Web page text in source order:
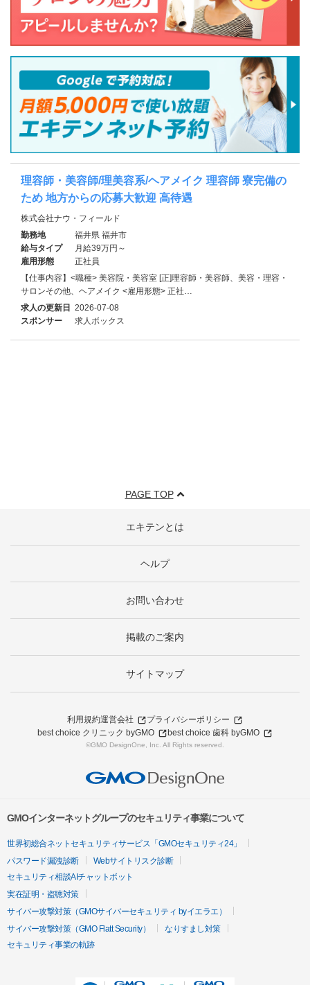
理容師・美容師/理美容系/ヘアメイク 理容師 寮完備の
ため 地方からの応募大歓迎 高待遇
株式会社ナウ・フィールド
勤務地
福井県 福井市
給与タイプ
月給39万円～
雇用形態
正社員
【仕事内容】<職種> 美容院・美容室 [正]理容師・美容師、美容・理容・
サロンその他、ヘアメイク <雇用形態> 正社…
求人の更新日 2026-07-08
スポンサー
求人ボックス
PAGE TOP
エキテンとは
ヘルプ
お問い合わせ
掲載のご案内
サイトマップ
利用規約運営会社
プライバシーポリシー
best choice クリニック byGMO
best choice 歯科 byGMO
©GMO DesignOne, Inc. All Rights reserved.
GMOインターネットグループのセキュリティ事業について
世界初総合ネットセキュリティサービス「GMOセキュリティ24」
パスワード漏洩診断
Webサイトリスク診断
セキュリティ相談AIチャットボット
実在証明・盗聴対策
サイバー攻撃対策（GMOサイバーセキュリティ byイエラエ）
サイバー攻撃対策（GMO Flatt Security）
なりすまし対策
セキュリティ事業の軌跡